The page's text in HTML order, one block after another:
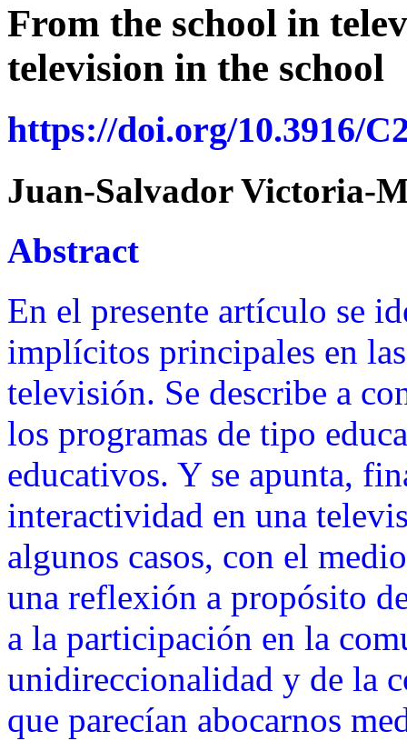
From the school in
television in the school
https://doi.org/10.3916/
Juan-Salvador Victoria-
Abstract
En el presente artículo se
implícitos principales en
televisión. Se describe a
los programas de tipo
educativos. Y se apunta,
interactividad en una
algunos casos, con el
una reflexión a propósito
a la participación en la
unidireccionalidad y de la
que parecían abocarnos